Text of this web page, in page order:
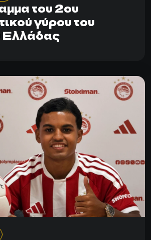
του 2ου
γύρου του
Ελλάδας